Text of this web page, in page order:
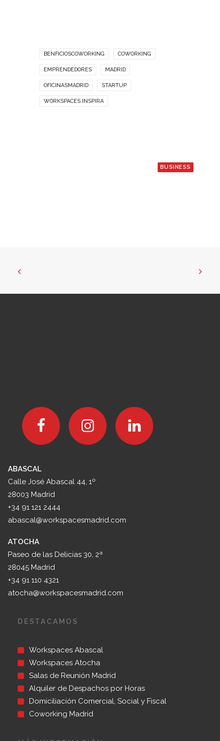
BENFICIOSCOWORKING COWORKING
EMPRENDEDORES MADRID
OFICINASMADRID STARTUP
WORKSPACES INSPIRA
BUSINESS
ABASCAL
Calle José Abascal 44, 1º
28003 Madrid
+34 91 121 2444
abascal@workspacesmadrid.com
ATOCHA
Paseo de las Delicias 30, 2ª
28045 Madrid
+34 91 110 4321
atocha@workspacesmadrid.com
DESTACAMOS
Workspaces Abascal
Workspaces Atocha
Salas de Reunión Madrid
Alquiler de Despachos por Horas
Domiciliación Comercial, Social y Fiscal
Coworking Madrid